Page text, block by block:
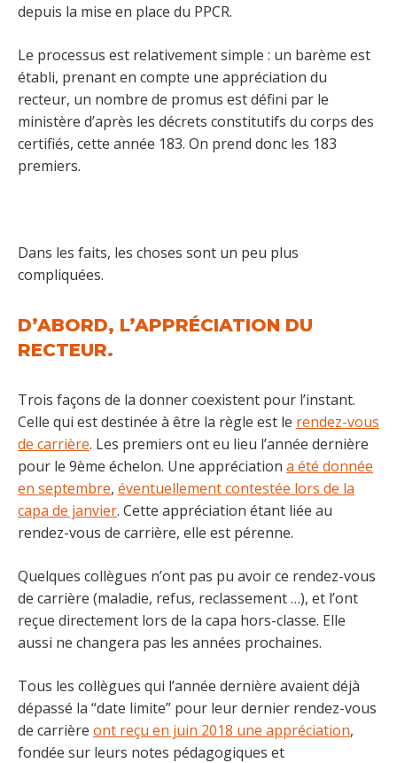
depuis la mise en place du PPCR.
Le processus est relativement simple : un barème est
établi, prenant en compte une appréciation du
recteur, un nombre de promus est défini par le
ministère d’après les décrets constitutifs du corps des
certifiés, cette année 183. On prend donc les 183
premiers.
Dans les faits, les choses sont un peu plus
compliquées.
D’ABORD, L’APPRÉCIATION DU
RECTEUR.
Trois façons de la donner coexistent pour l’instant.
Celle qui est destinée à être la règle est le rendez-vous
de carrière. Les premiers ont eu lieu l’année dernière
pour le 9ème échelon. Une appréciation a été donnée
en septembre, éventuellement contestée lors de la
capa de janvier. Cette appréciation étant liée au
rendez-vous de carrière, elle est pérenne.
Quelques collègues n’ont pas pu avoir ce rendez-vous
de carrière (maladie, refus, reclassement …), et l’ont
reçue directement lors de la capa hors-classe. Elle
aussi ne changera pas les années prochaines.
Tous les collègues qui l’année dernière avaient déjà
dépassé la “date limite” pour leur dernier rendez-vous
de carrière ont reçu en juin 2018 une appréciation,
fondée sur leurs notes pédagogiques et